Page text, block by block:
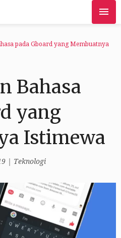
pada Gboard yang Membuatnya
Bahasa
yang
Istimewa
Teknologi